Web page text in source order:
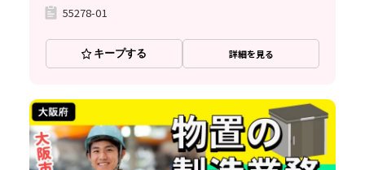
55278-01
キープする 詳細を見る